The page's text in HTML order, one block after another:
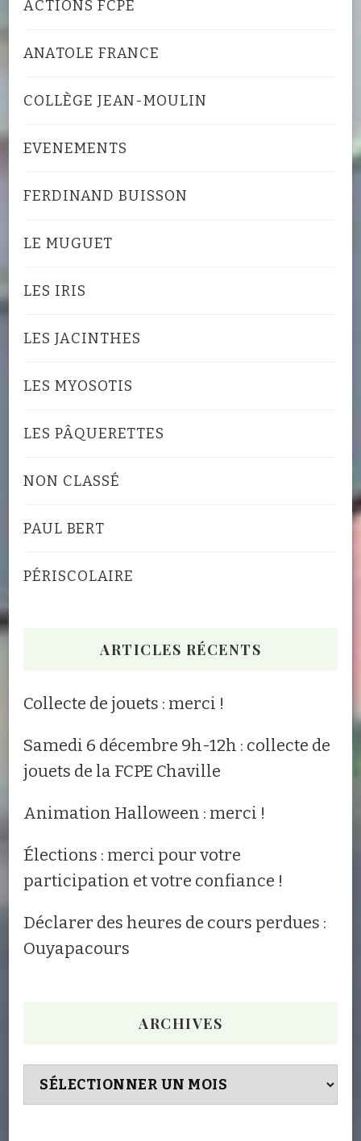
ACTIONS FCPE
ANATOLE FRANCE
COLLÈGE JEAN-MOULIN
EVENEMENTS
FERDINAND BUISSON
LE MUGUET
LES IRIS
LES JACINTHES
LES MYOSOTIS
LES PÂQUERETTES
NON CLASSÉ
PAUL BERT
PÉRISCOLAIRE
ARTICLES RÉCENTS
Collecte de jouets : merci !
Samedi 6 décembre 9h-12h : collecte de
jouets de la FCPE Chaville
Animation Halloween : merci !
Élections : merci pour votre
participation et votre confiance !
Déclarer des heures de cours perdues :
Ouyapacours
ARCHIVES
Archives